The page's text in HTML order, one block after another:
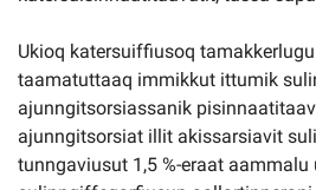
Ukioq katersuiffiusoq
taamatuttaaq immikkut ittumik
ajunngitsorsiassanik
ajunngitsorsiat illit akissarsiavit
tunngaviusut 1,5 %-eraat aammalu